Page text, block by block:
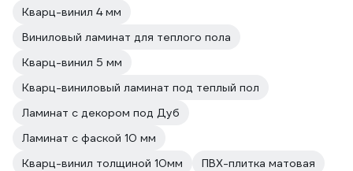
Кварц-винил 4 мм
Виниловый ламинат для теплого пола
Кварц-винил 5 мм
Кварц-виниловый ламинат под теплый пол
Ламинат с декором под Дуб
Ламинат с фаской 10 мм
Кварц-винил толщиной 10мм
ПВХ-плитка матовая